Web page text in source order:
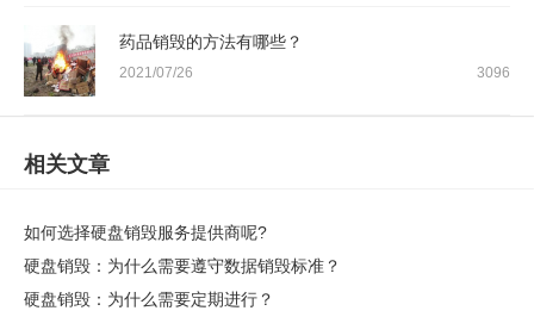
药品销毁的方法有哪些？
2021/07/26 3096
相关文章
如何选择硬盘销毁服务提供商呢?
硬盘销毁：为什么需要遵守数据销毁标准？
硬盘销毁：为什么需要定期进行？